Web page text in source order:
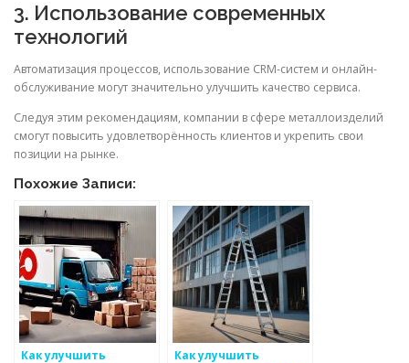
3. Использование современных
технологий
Автоматизация процессов, использование CRM-систем и онлайн-
обслуживание могут значительно улучшить качество сервиса.
Следуя этим рекомендациям, компании в сфере металлоизделий
смогут повысить удовлетворённость клиентов и укрепить свои
позиции на рынке.
Похожие Записи:
Как улучшить
Как улучшить